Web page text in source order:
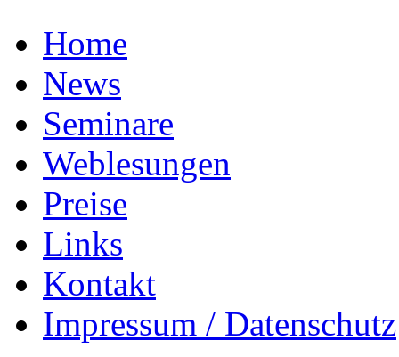
Home
News
Seminare
Weblesungen
Preise
Links
Kontakt
Impressum / Datenschutz